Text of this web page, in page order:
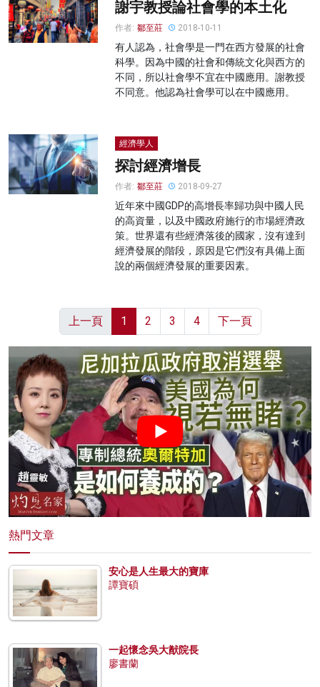
謝宇教授論社會學的本土化
作者: 鄒至莊 2018-10-11
有人認為，社會學是一門在西方發展的社會
科學。因為中國的社會和傳統文化與西方的
不同，所以社會學不宜在中國應用。謝教授
不同意。他認為社會學可以在中國應用。
經濟學人
探討經濟增長
作者: 鄒至莊 2018-09-27
近年來中國GDP的高增長率歸功與中國人民
的高資量，以及中國政府施行的市場經濟政
策。世界還有些經濟落後的國家，沒有達到
經濟發展的階段，原因是它們沒有具備上面
說的兩個經濟發展的重要因素。
上一頁 1 2 3 4 下一頁
熱門文章
安心是人生最大的寶庫
譚寶碩
一起懷念吳大猷院長
廖書蘭